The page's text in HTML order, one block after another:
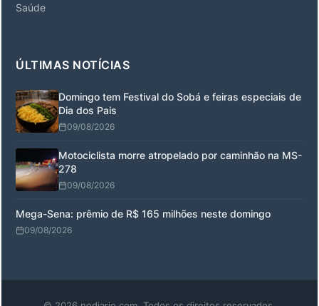
Saúde
ÚLTIMAS NOTÍCIAS
Domingo tem Festival do Sobá e feiras especiais de
Dia dos Pais
09/08/2026
Motociclista morre atropelado por caminhão na MS-
278
09/08/2026
Mega-Sena: prêmio de R$ 165 milhões neste domingo
09/08/2026